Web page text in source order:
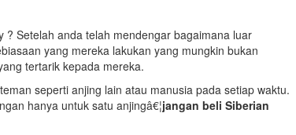
Setelah anda telah mendengar bagaimana luar
yang mereka lakukan yang mungkin bukan
tertarik kepada mereka.
seperti anjing lain atau manusia pada setiap waktu.
hanya untuk satu anjingâ€¦jangan beli Siberian